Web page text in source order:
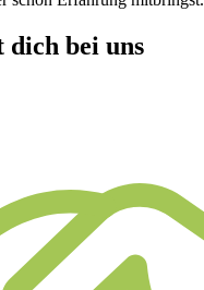
dich bei uns